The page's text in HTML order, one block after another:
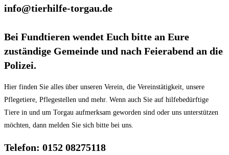
info@tierhilfe-torgau.de
Bei Fundtieren wendet Euch bitte an Eure
zuständige Gemeinde und nach Feierabend an die
Polizei.
Hier finden Sie alles über unseren Verein, die Vereinstätigkeit, unsere
Pflegetiere, Pflegestellen und mehr. Wenn auch Sie auf hilfebedürftige
Tiere in und um Torgau aufmerksam geworden sind oder uns unterstützen
möchten, dann melden Sie sich bitte bei uns.
Telefon: 0152 08275118